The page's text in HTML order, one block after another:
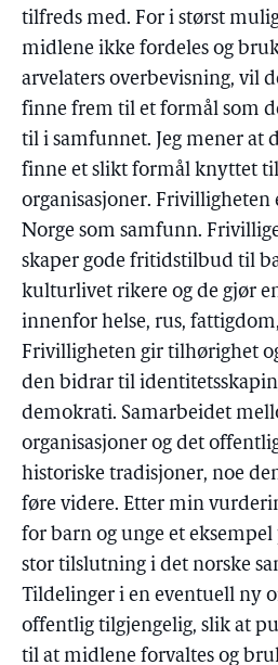
tilfreds med. For i størst
midlene ikke fordeles og
arvelaters overbevisning, vil
finne frem til et formål som
til i samfunnet. Jeg mener at
finne et slikt formål knyttet
organisasjoner. Frivilligheten
Norge som samfunn.
skaper gode fritidstilbud til
kulturlivet rikere og de gjør
innenfor helse, rus,
Frivilligheten gir tilhørighet
den bidrar til
demokrati. Samarbeidet
organisasjoner og det
historiske tradisjoner, noe
føre videre. Etter min
for barn og unge et
stor tilslutning i det norske
Tildelinger i en eventuell ny
offentlig tilgjengelig, slik at
til at midlene forvaltes og